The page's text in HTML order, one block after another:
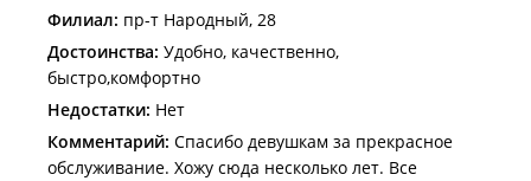
Филиал: пр-т Народный, 28
Достоинства: Удобно, качественно,
быстро,комфортно
Недостатки: Нет
Комментарий: Спасибо девушкам за прекрасное
обслуживание. Хожу сюда несколько лет. Все